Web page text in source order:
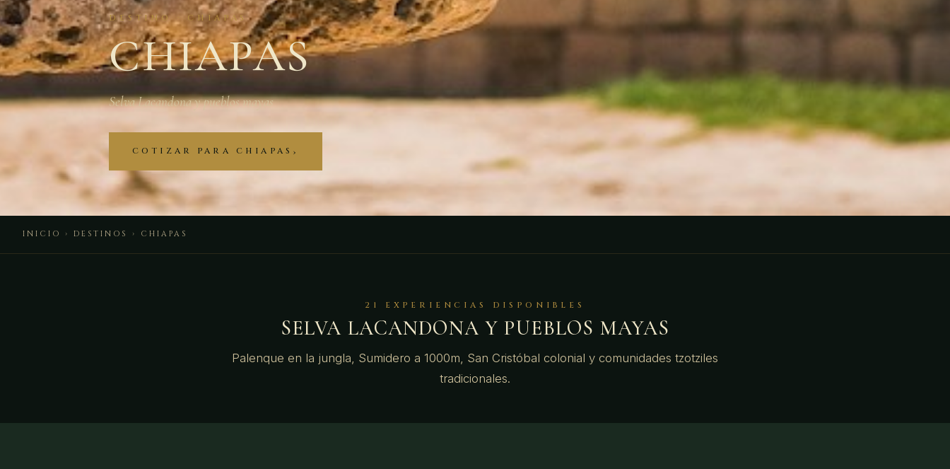
DESTINO · CHIAPAS
CHIAPAS
Selva Lacandona y pueblos mayas
COTIZAR PARA CHIAPAS
INICIO › DESTINOS › CHIAPAS
21 EXPERIENCIAS DISPONIBLES
SELVA LACANDONA Y PUEBLOS MAYAS
Palenque en la jungla, Sumidero a 1000m, San Cristóbal colonial y comunidades tzotziles
tradicionales.